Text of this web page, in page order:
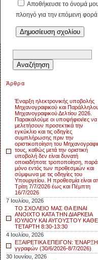
Αποθήκευσε το όνομά
πλοηγό για την επόμενη
Αναζήτηση
για:
Άρθρα
Έναρξη ηλεκτρονικής υποβολής
Μηχανογραφικού και
Μηχανογραφικού Δελτίου 2026.
Παρακαλούμε οι υποψήφιοι/ιες να
μελετήσουν προσεκτικά την
εγκύκλιο και τις οδηγίες
συμπλήρωσης πριν την
οριστικοποίηση του
τους, καθώς μετά την οριστική
υποβολή δεν είναι δυνατή
οποιαδήποτε τροποποίηση, παρά
μόνο εντός των προθεσμιών και
σύμφωνα με τις οδηγίες του
Υπουργείου. Η προθεσμία είναι
Τρίτη 7/7/2026 έως και Πέμπτη
16/7/2026
7 Ιουλίου, 2026
ΤΟ ΣΧΟΛΕΙΟ ΜΑΣ ΘΑ ΕΙΝΑΙ
ΑΝΟΙΧΤΟ ΚΑΤΑ ΤΗΝ ΔΙΑΡΚΕΙΑ
ΙΟΥΛΙΟΥ ΚΑΙ ΑΥΓΟΥΣΤΟΥ ΚΑΘΕ
ΤΕΤΑΡΤΗ 8:30-13:30
4 Ιουλίου, 2026
ΕΞΑΙΡΕΤΙΚΑ ΕΠΕΙΓΟΝ:
γγραφών (30/6/2026-8/7/2026)
30 Ιουνίου, 2026